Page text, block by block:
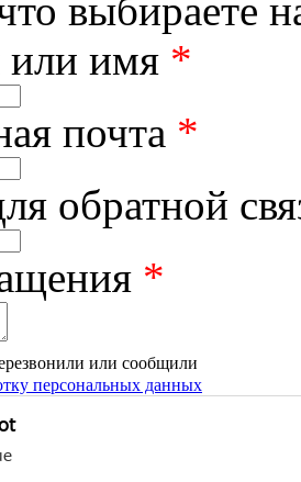
выбираете
имя *
почта *
обратной
*
или сообщили
персональных данных